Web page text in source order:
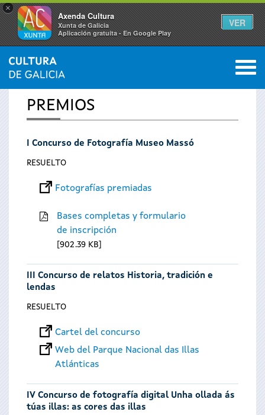
×
Axenda Cultura
Xunta de Galicia
Aplicación gratuíta - En Google Play
VER
Se
encuentra
usted
INICIO 0
PREMIOS
I Concurso de Fotografía Museo Massó
RESUELTO
Fotografías premiadas
Bases completas y formulario
de inscripción
902.39 KB
III Concurso de relatos Historia, tradición e
lendas
RESUELTO
Cartel del concurso
Web del Parque Nacional das Illas
Atlánticas
IV Concurso de fotografía digital Unha ollada ás
túas illas: as cores das illas